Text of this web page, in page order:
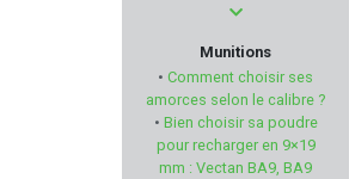
MSA SORDIN
H&N
Munitions
• Comment choisir ses
amorces selon le calibre ?
• Bien choisir sa poudre
pour recharger en 9×19
mm : Vectan BA9, BA9